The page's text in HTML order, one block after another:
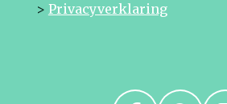
> Privacyverklaring